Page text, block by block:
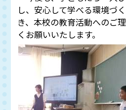
し、安心して学べる環境づ
き、本校の教育活動へのご
くお願いいたします。